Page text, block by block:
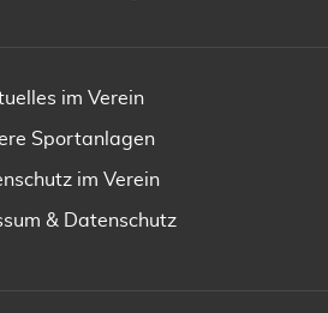
im Verein
Sportanlagen
im Verein
& Datenschutz